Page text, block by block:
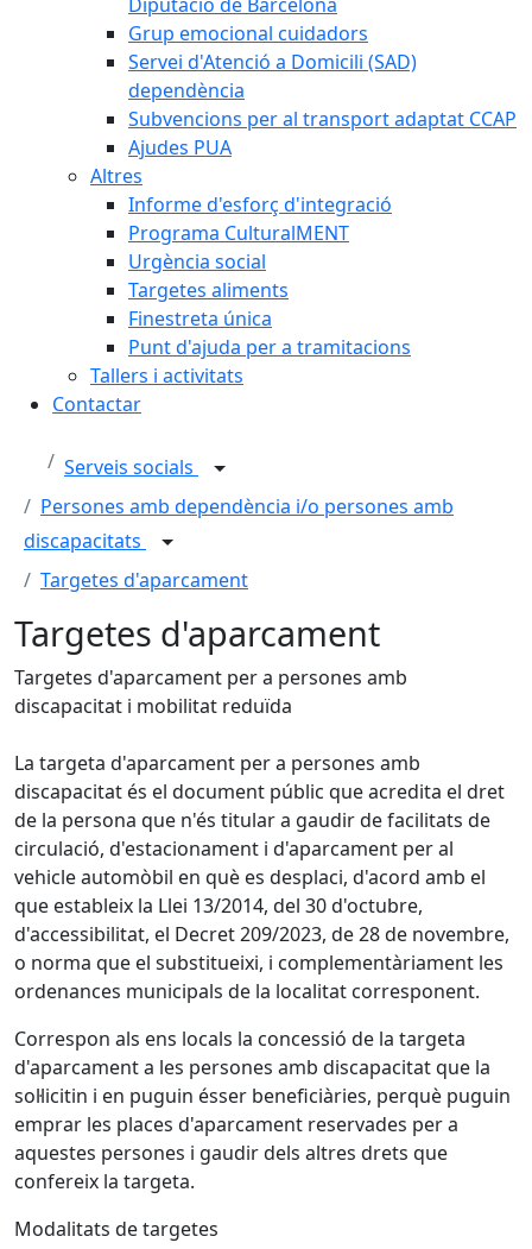
Grup emocional cuidadors
Servei d'Atenció a Domicili (SAD)
dependència
Subvencions per al transport adaptat CCAP
Ajudes PUA
Altres
Informe d'esforç d'integració
Programa CulturalMENT
Urgència social
Targetes aliments
Finestreta única
Punt d'ajuda per a tramitacions
Tallers i activitats
Contactar
Serveis socials
Persones amb dependència i/o persones amb
discapacitats
Targetes d'aparcament
Targetes d'aparcament
Targetes d'aparcament per a persones amb
discapacitat i mobilitat reduïda
La targeta d'aparcament per a persones amb
discapacitat és el document públic que acredita el dret
de la persona que n'és titular a gaudir de facilitats de
circulació, d'estacionament i d'aparcament per al
vehicle automòbil en què es desplaci, d'acord amb el
que estableix la Llei 13/2014, del 30 d'octubre,
d'accessibilitat, el Decret 209/2023, de 28 de novembre,
o norma que el substitueixi, i complementàriament les
ordenances municipals de la localitat corresponent.
Correspon als ens locals la concessió de la targeta
d'aparcament a les persones amb discapacitat que la
sol·licitin i en puguin ésser beneficiàries, perquè puguin
emprar les places d'aparcament reservades per a
aquestes persones i gaudir dels altres drets que
confereix la targeta.
Modalitats de targetes